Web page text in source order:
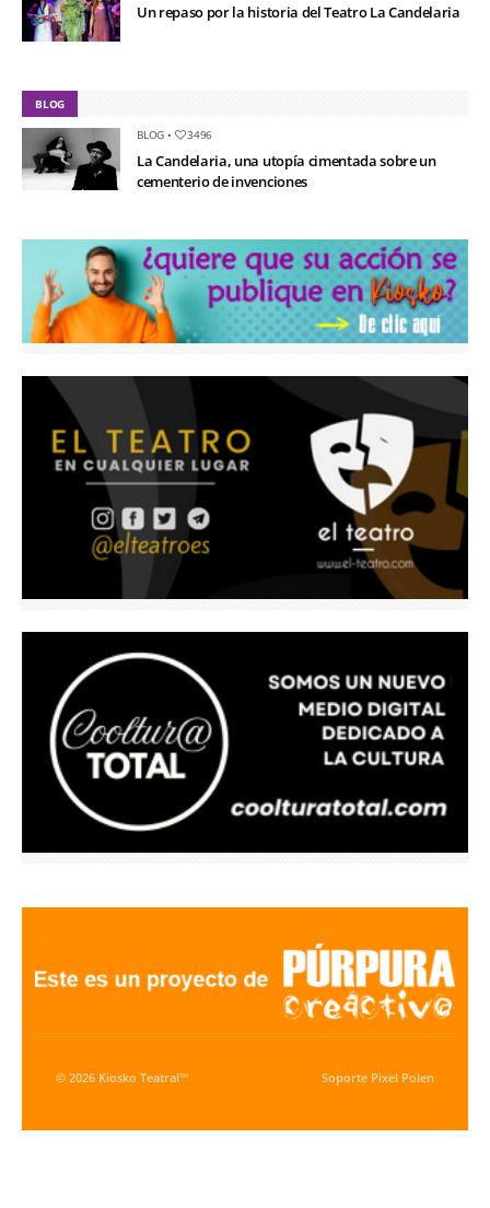
Un repaso por la historia del Teatro La Candelaria
BLOG
BLOG • 3496
La Candelaria, una utopía cimentada sobre un
cementerio de invenciones
© 2026 Kiosko Teatral™ Soporte Pixel Polen